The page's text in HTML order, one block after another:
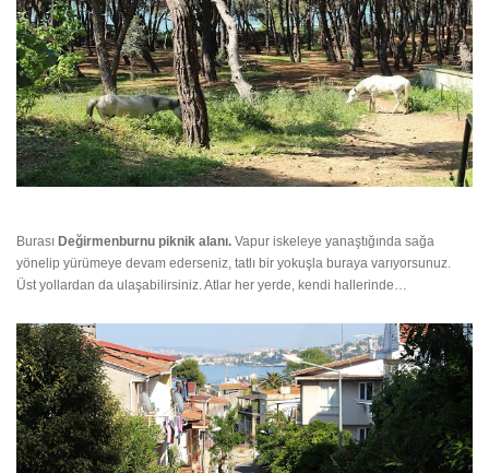
Burası Değirmenburnu piknik alanı. Vapur iskeleye yanaştığında sağa
yönelip yürümeye devam ederseniz, tatlı bir yokuşla buraya varıyorsunuz.
Üst yollardan da ulaşabilirsiniz. Atlar her yerde, kendi hallerinde…